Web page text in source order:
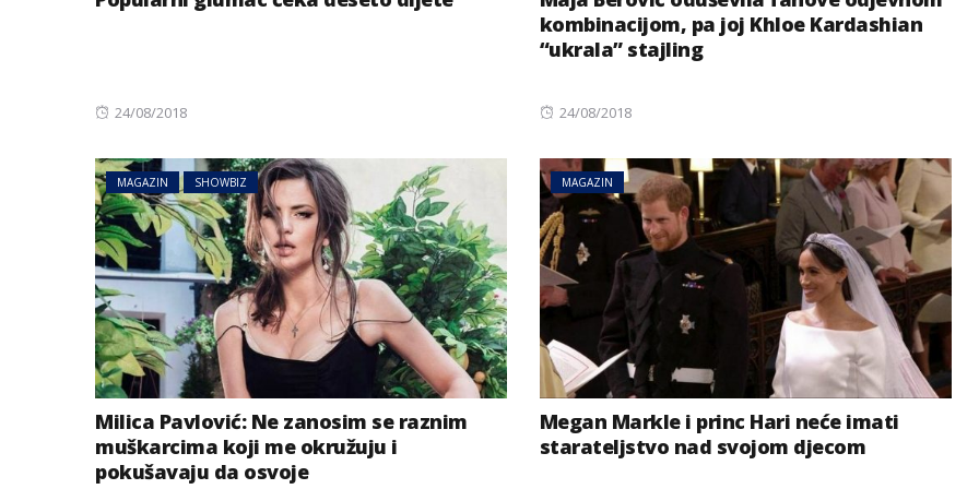
Posted
24/08/2018
kombinacijom, pa joj Khloe Kardashian
“ukrala” stajling
Posted
24/08/2018
MAGAZIN SHOWBIZ
Milica Pavlović: Ne zanosim se raznim
muškarcima koji me okružuju i
pokušavaju da osvoje
MAGAZIN
Megan Markle i princ Hari neće imati
starateljstvo nad svojom djecom
AUSTRIJA NOVOSTI
Zemljotres u Austriji: Tresli
se kreveti i padali predmeti
u Tirolu
NOVOSTI REGIJA
Haos na A3 u Njemačkoj:
Zatvaraju se trake i izlazi
ka Balkanu